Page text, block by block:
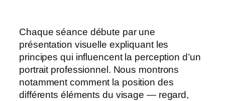
Chaque séance débute par une
présentation visuelle expliquant les
principes qui influencent la perception d’un
portrait professionnel. Nous montrons
notamment comment la position des
différents éléments du visage — regard,